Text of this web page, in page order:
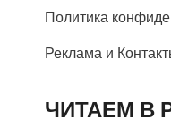
Политика
Реклама и
ЧИТАЕМ В